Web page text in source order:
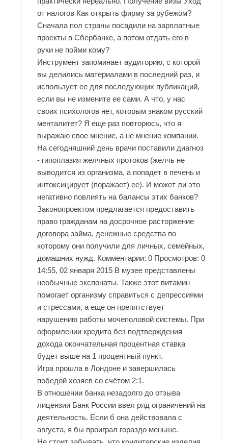
от налогов Как открыть фирму за рубежом?
Сначала пол страны посадили на зарплатные
проекты в Сбербанке, а потом отдать его в
руки не пойми кому?
Инструмент запоминает аудиторию, с которой
вы делились материалами в последний раз, и
использует ее для последующих публикаций,
если вы не измените ее сами. А что, у нас
своих психологов нет, которым знаком русский
менталитет? Я еще раз повторюсь, что я
выражаю свое мнение, а не мнение компании.
На сегодняшний день врачи поставили диагноз
- гипоплазия желчных протоков (желчь не
выводится из организма, а попадет в печень и
интоксицирует (поражает) ее). И может ли это
негативно повлиять на балансы этих банков?
Законопроектом предлагается предоставить
право гражданам на досрочное расторжение
договора займа, денежные средства по
которому они получили для личных, семейных,
домашних нужд. Комментарии: 0 Просмотров: 0
14:55, 02 января 2015 В музее представлены
необычные экспонаты. Также этот витамин
помогает организму справиться с депрессиями
и стрессами, а еще он препятствует
нарушению работы мочеполовой системы. При
оформлении кредита без подтверждения
дохода окончательная процентная ставка
будет выше на 1 процентный пункт.
Игра прошла в Лондоне и завершилась
победой хозяев со счётом 2:1.
В отношении банка незадолго до отзыва
лицензии Банк России ввел ряд ограничений на
деятельность. Если б она действовала с
августа, я бы проиграл гораздо меньше.